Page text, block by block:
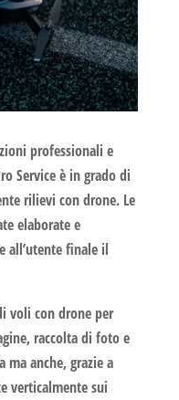
professionali e
Serviceè in grado di
rilievi con drone. Le
elaborate e
all’utente finale il
voli con drone per
raccolta di foto e
anche, grazie a
verticalmente sui